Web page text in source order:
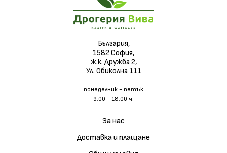
България,
1582 София,
ж.к. Дружба 2,
Ул. Обиколна 111
понеделник - петък
9:00 - 18:00 ч.
За нас
Доставка и плащане